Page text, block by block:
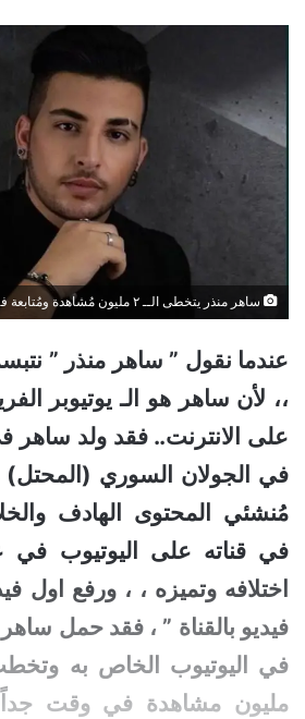
ساهر منذر يتخطى الــ ٢ مليون مُشاهدة ومُتابعة فـ مُحب
عندما نقول ” ساهر منذر ”
،، لأن ساهر هو الـ يوتيوبر
في الجولان السوري
مُنشئي المحتوى الهادف
اختلافه وتميزه ، ، ورفع اول
في اليوتيوب الخاص به وتخطت
مليون مشاهدة في وقت جداً